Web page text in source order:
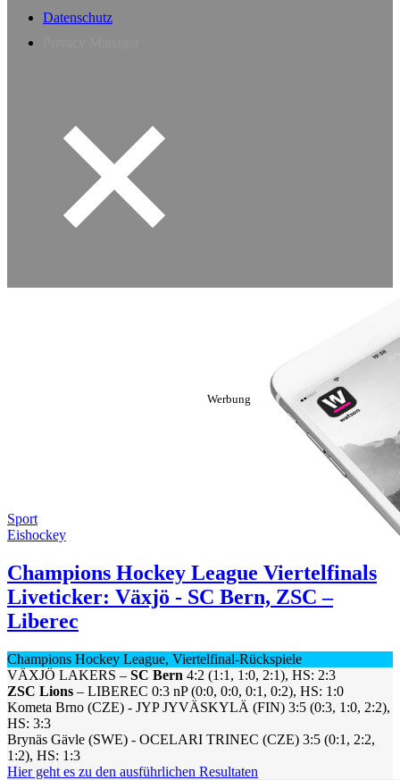
Datenschutz
Sport
Eishockey
Champions Hockey League Viertelfinals
Liveticker: Växjö - SC Bern, ZSC –
Liberec
Champions Hockey League, Viertelfinal-Rückspiele
VÄXJÖ LAKERS – SC Bern 4:2 (1:1, 1:0, 2:1), HS: 2:3
ZSC Lions – LIBEREC 0:3 nP (0:0, 0:0, 0:1, 0:2), HS: 1:0
Kometa Brno (CZE) - JYP JYVÄSKYLÄ (FIN) 3:5 (0:3, 1:0, 2:2),
HS: 3:3
Brynäs Gävle (SWE) - OCELARI TRINEC (CZE) 3:5 (0:1, 2:2,
1:2), HS: 1:3
Hier geht es zu den ausführlichen Resultaten